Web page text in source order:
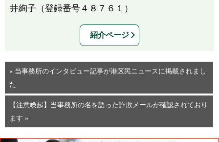
井絢子（登録番号４８７６１）
紹介ページ
« 当事務所のインタビュー記事が港区民ニュースに掲載されまし
た
【注意喚起】当事務所の名を語った詐欺メールが確認されており
ます »